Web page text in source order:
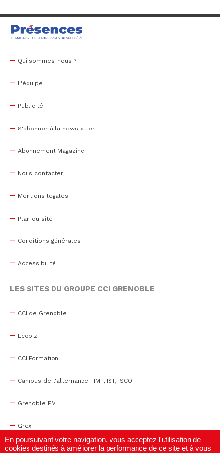
Qui sommes-nous ?
L'équipe
Publicité
S'abonner à la newsletter
Abonnement Magazine
Nous contacter
Mentions légales
Plan du site
Conditions générales
Accessibilité
LES SITES DU GROUPE CCI GRENOBLE
CCI de Grenoble
Ecobiz
CCI Formation
Campus de l'alternance : IMT, IST, ISCO
Grenoble EM
Grex
WTC Grenoble
En poursuivant votre navigation, vous acceptez l'utilisation de
cookies destinés à améliorer la performance de ce site et à vous